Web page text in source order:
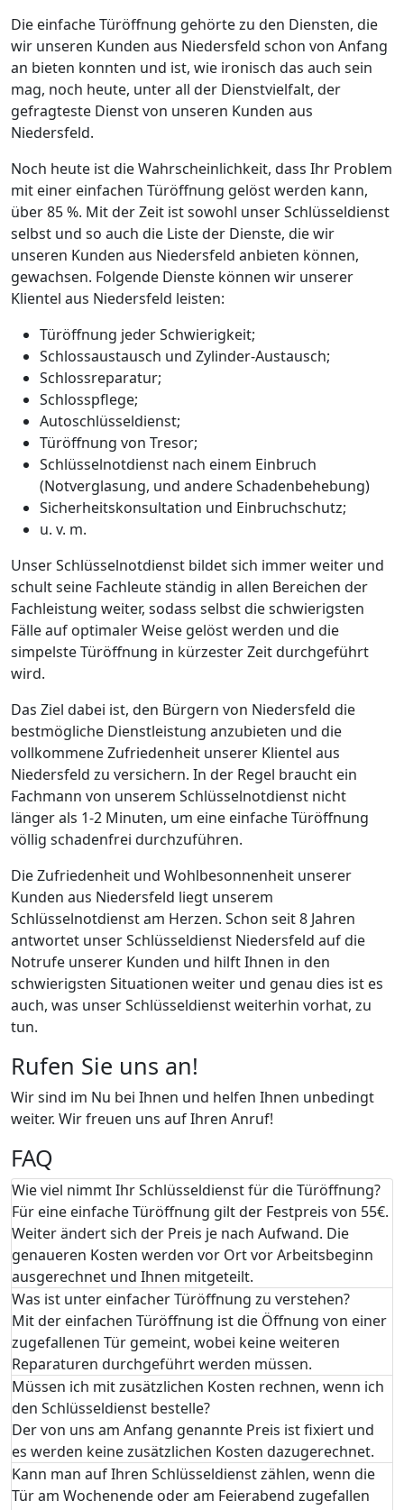
Die einfache Türöffnung gehörte zu den Diensten, die
wir unseren Kunden aus Niedersfeld schon von Anfang
an bieten konnten und ist, wie ironisch das auch sein
mag, noch heute, unter all der Dienstvielfalt, der
gefragteste Dienst von unseren Kunden aus
Niedersfeld.
Noch heute ist die Wahrscheinlichkeit, dass Ihr Problem
mit einer einfachen Türöffnung gelöst werden kann,
über 85 %. Mit der Zeit ist sowohl unser Schlüsseldienst
selbst und so auch die Liste der Dienste, die wir
unseren Kunden aus Niedersfeld anbieten können,
gewachsen. Folgende Dienste können wir unserer
Klientel aus Niedersfeld leisten:
Türöffnung jeder Schwierigkeit;
Schlossaustausch und Zylinder-Austausch;
Schlossreparatur;
Schlosspflege;
Autoschlüsseldienst;
Türöffnung von Tresor;
Schlüsselnotdienst nach einem Einbruch
(Notverglasung, und andere Schadenbehebung)
Sicherheitskonsultation und Einbruchschutz;
u. v. m.
Unser Schlüsselnotdienst bildet sich immer weiter und
schult seine Fachleute ständig in allen Bereichen der
Fachleistung weiter, sodass selbst die schwierigsten
Fälle auf optimaler Weise gelöst werden und die
simpelste Türöffnung in kürzester Zeit durchgeführt
wird.
Das Ziel dabei ist, den Bürgern von Niedersfeld die
bestmögliche Dienstleistung anzubieten und die
vollkommene Zufriedenheit unserer Klientel aus
Niedersfeld zu versichern. In der Regel braucht ein
Fachmann von unserem Schlüsselnotdienst nicht
länger als 1-2 Minuten, um eine einfache Türöffnung
völlig schadenfrei durchzuführen.
Die Zufriedenheit und Wohlbesonnenheit unserer
Kunden aus Niedersfeld liegt unserem
Schlüsselnotdienst am Herzen. Schon seit 8 Jahren
antwortet unser Schlüsseldienst Niedersfeld auf die
Notrufe unserer Kunden und hilft Ihnen in den
schwierigsten Situationen weiter und genau dies ist es
auch, was unser Schlüsseldienst weiterhin vorhat, zu
tun.
Rufen Sie uns an!
Wir sind im Nu bei Ihnen und helfen Ihnen unbedingt
weiter. Wir freuen uns auf Ihren Anruf!
FAQ
Wie viel nimmt Ihr Schlüsseldienst für die Türöffnung?
Für eine einfache Türöffnung gilt der Festpreis von 55€.
Weiter ändert sich der Preis je nach Aufwand. Die
genaueren Kosten werden vor Ort vor Arbeitsbeginn
ausgerechnet und Ihnen mitgeteilt.
Was ist unter einfacher Türöffnung zu verstehen?
Mit der einfachen Türöffnung ist die Öffnung von einer
zugefallenen Tür gemeint, wobei keine weiteren
Reparaturen durchgeführt werden müssen.
Müssen ich mit zusätzlichen Kosten rechnen, wenn ich
den Schlüsseldienst bestelle?
Der von uns am Anfang genannte Preis ist fixiert und
es werden keine zusätzlichen Kosten dazugerechnet.
Kann man auf Ihren Schlüsseldienst zählen, wenn die
Tür am Wochenende oder am Feierabend zugefallen